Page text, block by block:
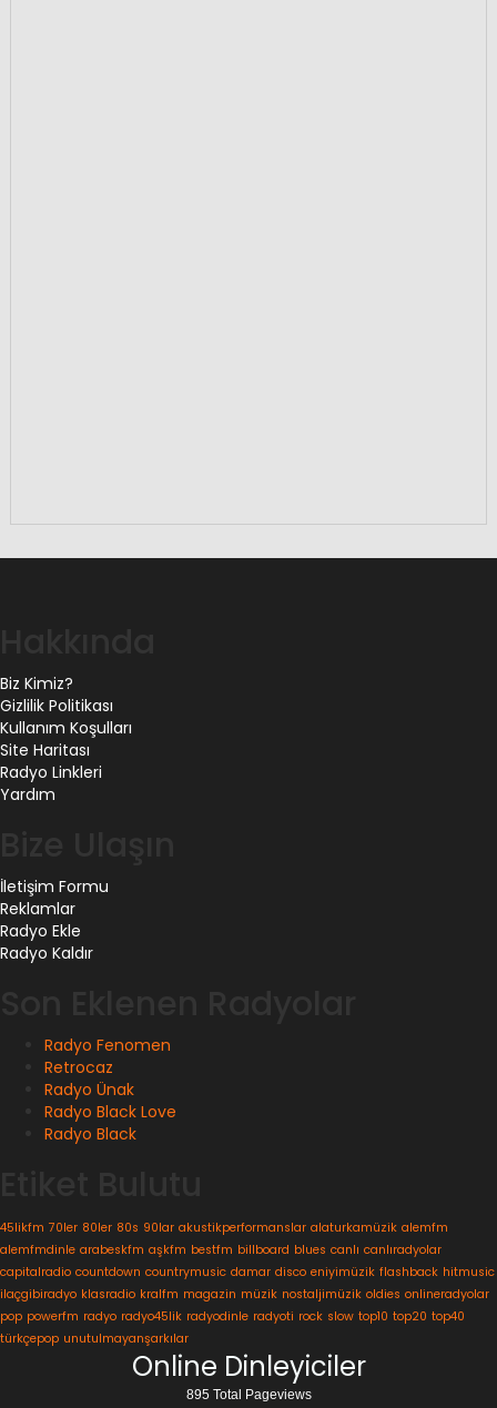
Biz Kimiz?
Gizlilik Politikası
Kullanım Koşulları
Site Haritası
Radyo Linkleri
Yardım
İletişim Formu
Reklamlar
Radyo Ekle
Radyo Kaldır
Radyo Fenomen
Retrocaz
Radyo Ünak
Radyo Black Love
Radyo Black
45likfm 70ler 80ler 80s 90lar akustikperformanslar alaturkamüzik alemfm
alemfmdinle arabeskfm aşkfm bestfm billboard blues canlı canlıradyolar
capitalradio countdown countrymusic damar disco eniyimüzik flashback hitmusic
ilaçgibiradyo klasradio kralfm magazin müzik nostaljimüzik oldies onlineradyolar
pop powerfm radyo radyo45lik radyodinle radyoti rock slow top10 top20 top40
türkçepop unutulmayanşarkılar
Online Dinleyiciler
895 Total Pageviews